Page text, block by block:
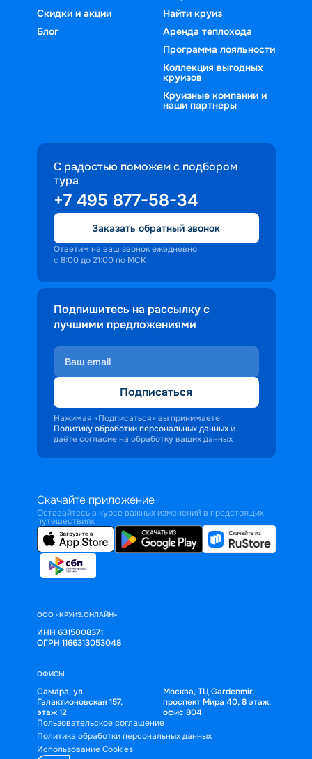
Скидки и акции
Блог
Найти круиз
Аренда теплохода
Программа лояльности
Коллекция выгодных
круизов
Круизные компании и
наши партнеры
С радостью поможем с подбором
тура
+7 495 877-58-34
Заказать обратный звонок
Ответим на ваш звонок ежедневно
с 8:00 до 21:00 по МСК
Подпишитесь на рассылку с
лучшими предложениями
Подписаться
Нажимая «Подписаться» вы принимаете
Политику обработки персональных данных и
даёте согласие на обработку ваших данных
Скачайте приложение
Оставайтесь в курсе важных изменений в предстоящих
путешествиях
ООО «КРУИЗ.ОНЛАЙН»
ИНН 6315008371
ОГРН 1166313053048
ОФИСЫ
Самара, ул.
Галактионовская 157,
этаж 12
Москва, ТЦ Gardenmir,
проспект Мира 40, 8 этаж,
офис 804
Пользовательское соглашение
Политика обработки персональных данных
Использование Cookies